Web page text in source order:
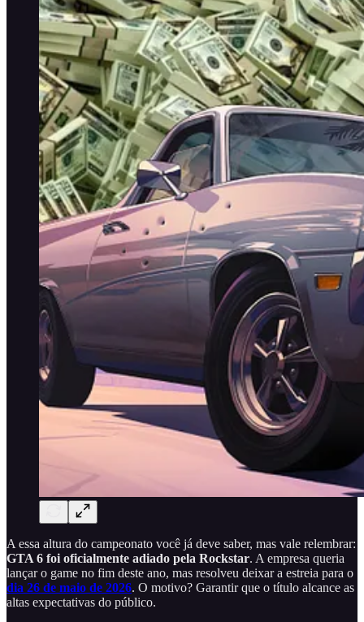
A essa altura do campeonato você já deve saber, mas vale relembrar:
GTA 6 foi oficialmente adiado pela Rockstar. A empresa queria
lançar o game no fim deste ano, mas resolveu deixar a estreia para o
dia 26 de maio de 2026. O motivo? Garantir que o título alcance as
altas expectativas do público.